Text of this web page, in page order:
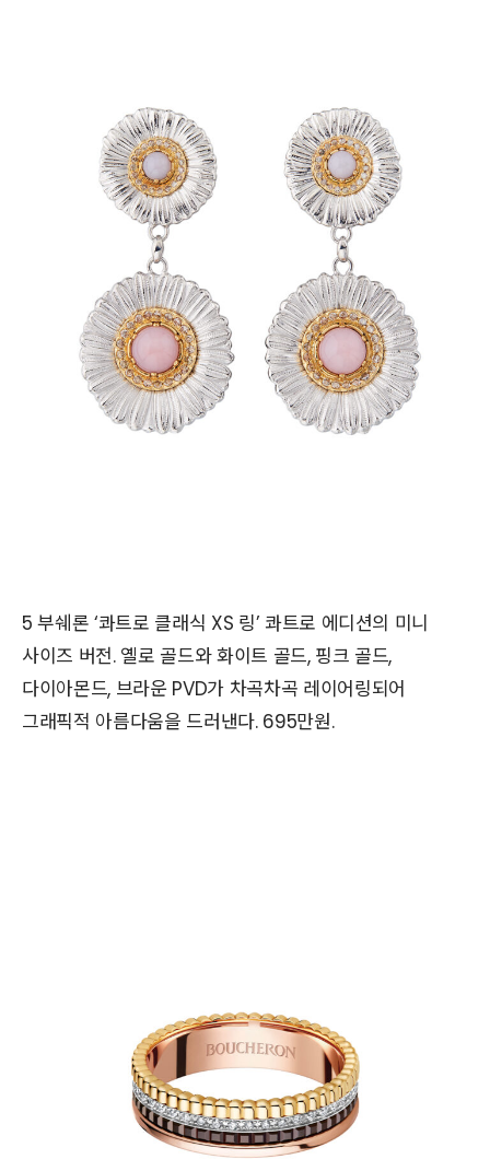
5 부쉐론 ‘콰트로 클래식 XS 링’ 콰트로 에디션의 미니
사이즈 버전. 옐로 골드와 화이트 골드, 핑크 골드,
다이아몬드, 브라운 PVD가 차곡차곡 레이어링되어
그래픽적 아름다움을 드러낸다. 695만원.